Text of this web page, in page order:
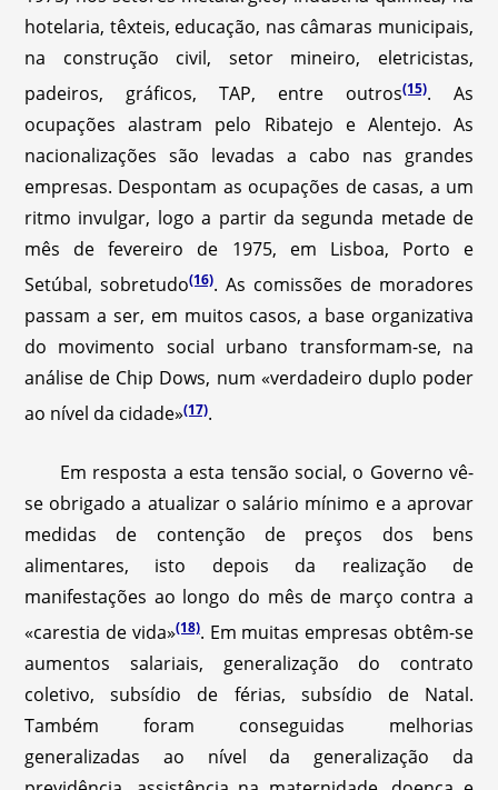
hotelaria, têxteis, educação, nas câmaras municipais,
na construção civil, setor mineiro, eletricistas,
padeiros, gráficos, TAP, entre outros(15). As
ocupações alastram pelo Ribatejo e Alentejo. As
nacionalizações são levadas a cabo nas grandes
empresas. Despontam as ocupações de casas, a um
ritmo invulgar, logo a partir da segunda metade de
mês de fevereiro de 1975, em Lisboa, Porto e
Setúbal, sobretudo(16). As comissões de moradores
passam a ser, em muitos casos, a base organizativa
do movimento social urbano transformam-se, na
análise de Chip Dows, num «verdadeiro duplo poder
ao nível da cidade»(17).
Em resposta a esta tensão social, o Governo vê-
se obrigado a atualizar o salário mínimo e a aprovar
medidas de contenção de preços dos bens
alimentares, isto depois da realização de
manifestações ao longo do mês de março contra a
«carestia de vida»(18). Em muitas empresas obtêm-se
aumentos salariais, generalização do contrato
coletivo, subsídio de férias, subsídio de Natal.
Também foram conseguidas melhorias
generalizadas ao nível da generalização da